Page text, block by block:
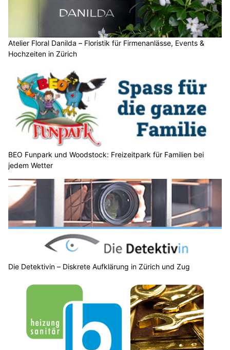
Atelier Floral Danilda – Floristik für Firmenanlässe, Events &
Hochzeiten in Zürich
BEO Funpark und Woodstock: Freizeitpark für Familien bei
jedem Wetter
Die Detektivin – Diskrete Aufklärung in Zürich und Zug